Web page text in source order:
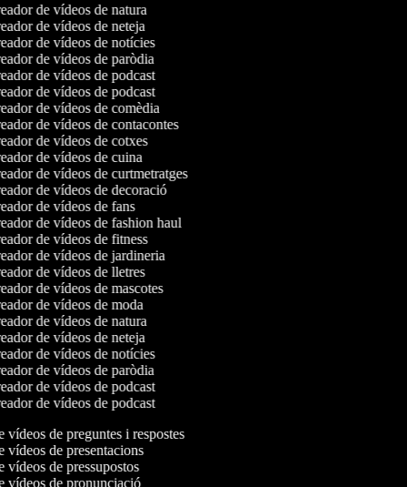
de vídeos de natura
de vídeos de neteja
de vídeos de notícies
de vídeos de paròdia
de vídeos de podcast
de vídeos de podcast
de vídeos de comèdia
de vídeos de contacontes
de vídeos de cotxes
de vídeos de cuina
de vídeos de curtmetratges
de vídeos de decoració
de vídeos de fans
de vídeos de fashion haul
de vídeos de fitness
de vídeos de jardineria
de vídeos de lletres
de vídeos de mascotes
de vídeos de moda
de vídeos de natura
de vídeos de neteja
de vídeos de notícies
de vídeos de paròdia
de vídeos de podcast
de vídeos de podcast
vídeos de preguntes i respostes
vídeos de presentacions
vídeos de pressupostos
vídeos de pronunciació